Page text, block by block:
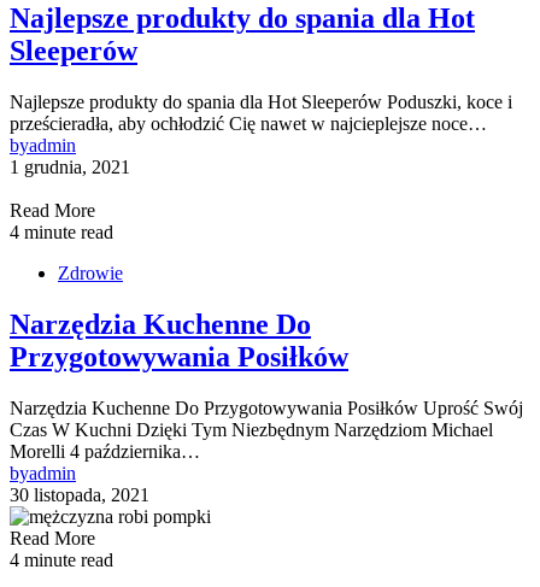
Najlepsze produkty do spania dla Hot
Sleeperów
Najlepsze produkty do spania dla Hot Sleeperów Poduszki, koce i
prześcieradła, aby ochłodzić Cię nawet w najcieplejsze noce…
byadmin
1 grudnia, 2021
Read More
4 minute read
Zdrowie
Narzędzia Kuchenne Do
Przygotowywania Posiłków
Narzędzia Kuchenne Do Przygotowywania Posiłków Uprość Swój
Czas W Kuchni Dzięki Tym Niezbędnym Narzędziom Michael
Morelli 4 października…
byadmin
30 listopada, 2021
Read More
4 minute read